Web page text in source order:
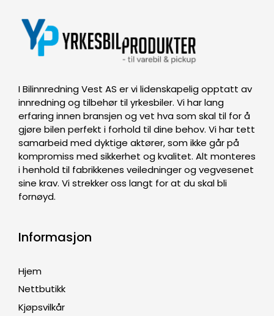
I Bilinnredning Vest AS er vi lidenskapelig opptatt av
innredning og tilbehør til yrkesbiler. Vi har lang
erfaring innen bransjen og vet hva som skal til for å
gjøre bilen perfekt i forhold til dine behov. Vi har tett
samarbeid med dyktige aktører, som ikke går på
kompromiss med sikkerhet og kvalitet. Alt monteres
i henhold til fabrikkenes veiledninger og vegvesenet
sine krav. Vi strekker oss langt for at du skal bli
fornøyd.
Informasjon
Hjem
Nettbutikk
Kjøpsvilkår